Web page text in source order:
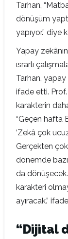
Tarhan,
dönüşüm
yapıyor.” diye
Yapay
ısrarlı
Tarhan, yapay
ifade etti.
karakterin
“Geçen hafta
‘Zekâ çok
Gerçekten
dönemde
da
karakteri
ayıracak.”
“Dijital